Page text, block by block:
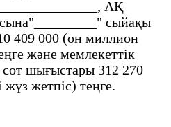
АҚ
сыйақы
409 000 (он миллион
және мемлекеттік
шығыстары 312 270
жетпіс) теңге.